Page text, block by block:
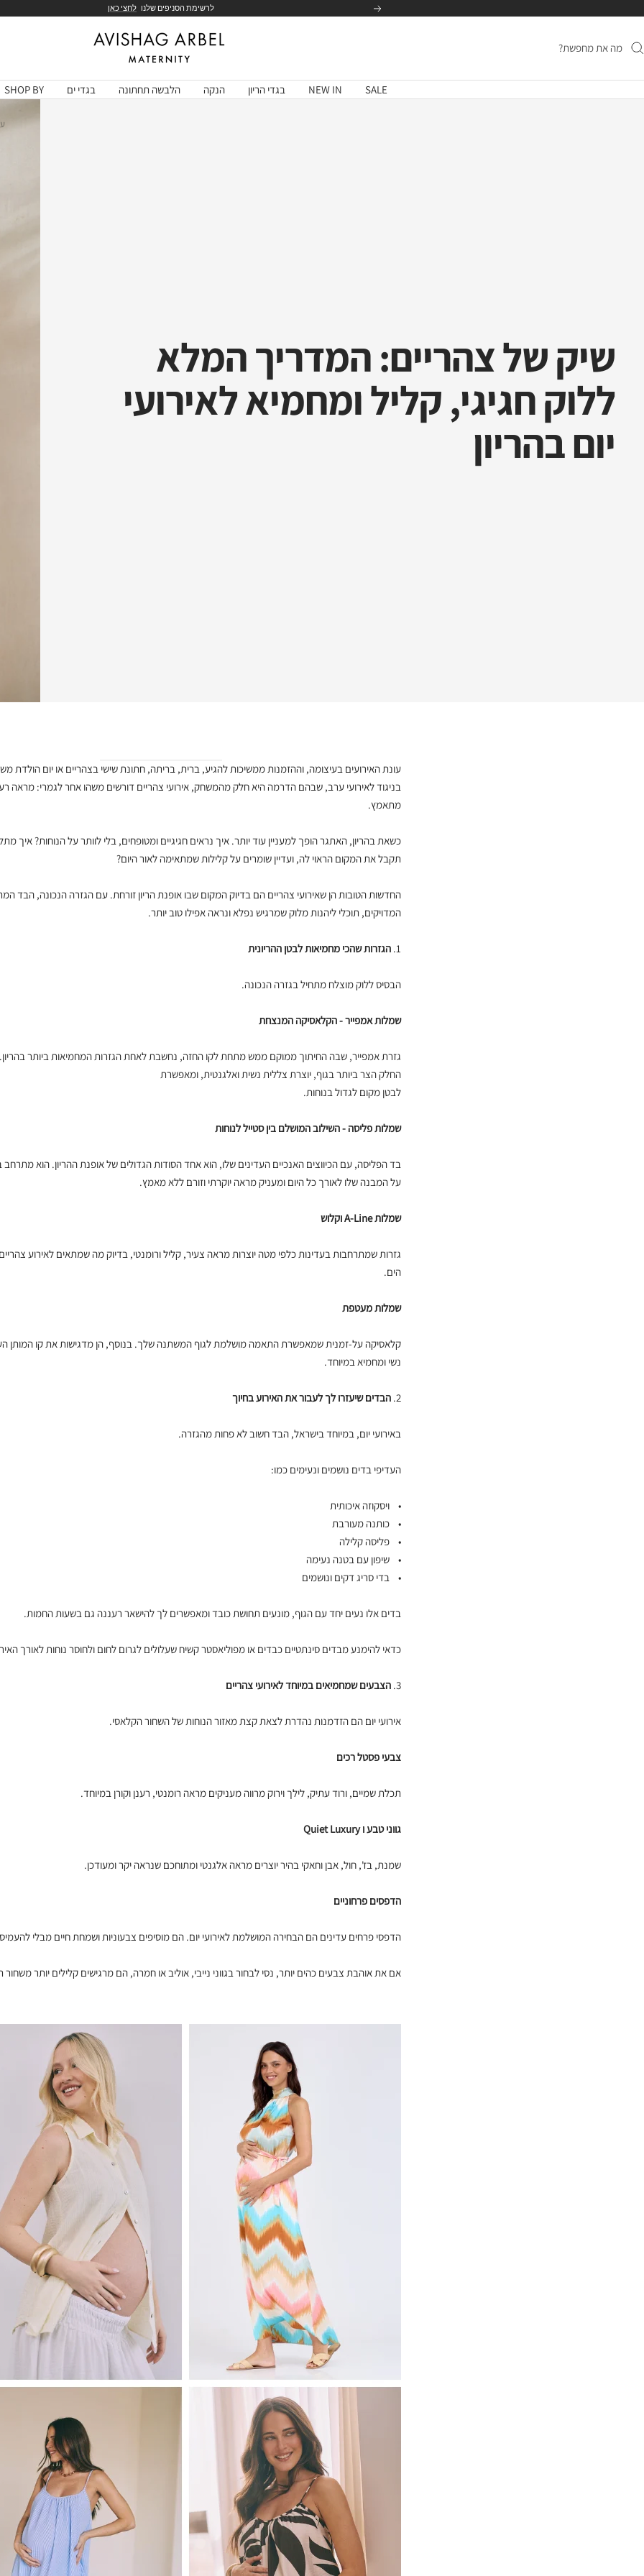
הקודם לרשימת הסניפים שלנו לחצי כאן
Avishag
SALE
NEW IN בגדי הריון הנקה הלבשה תחתונה בגדי ים SHOP BY
שיק של צהריים: המדריך המלא
ללוק חגיגי, קליל ומחמיא לאירועי
יום בהריון
עונת האירועים בעיצומה, וההזמנות ממשיכות להגיע, ברית, בריתה, חתונת שישי בצהריים או יום הולדת
בניגוד לאירועי ערב, שבהם הדרמה היא חלק מהמשחק, אירועי צהריים דורשים משהו אחר לגמרי: מראה
מתאמץ.
כשאת בהריון, האתגר הופך למעניין עוד יותר. איך נראים חגיגיים ומטופחים, בלי לוותר על הנוחות? איך
תקבל את המקום הראוי לה, ועדיין שומרים על קלילות שמתאימה לאור היום?
החדשות הטובות הן שאירועי צהריים הם בדיוק המקום שבו אופנת הריון זורחת. עם הגזרה הנכונה, הבד
המדויקים, תוכלי ליהנות מלוק שמרגיש נפלא ונראה אפילו טוב יותר.
1. הגזרות שהכי מחמיאות לבטן ההריונית
הבסיס ללוק מוצלח מתחיל בגזרה הנכונה.
שמלות אמפייר - הקלאסיקה המנצחת
גזרת אמפייר, שבה החיתוך ממוקם ממש מתחת לקו החזה, נחשבת לאחת הגזרות המחמיאות ביותר
החלק הצר ביותר בגוף, יוצרת צללית נשית ואלגנטית, ומאפשרת
לבטן מקום לגדול בנוחות.
שמלות פליסה - השילוב המושלם בין סטייל לנוחות
בד הפליסה, עם הכיווצים האנכיים העדינים שלו, הוא אחד הסודות הגדולים של אופנת ההריון. הוא
על המבנה שלו לאורך כל היום ומעניק מראה יוקרתי וזורם ללא מאמץ.
שמלות A-Line וקלוש
גזרות שמתרחבות בעדינות כלפי מטה יוצרות מראה צעיר, קליל ורומנטי, בדיוק מה שמתאים לאירוע צהריים
הים.
שמלות מעטפת
קלאסיקה על-זמנית שמאפשרת התאמה מושלמת לגוף המשתנה שלך. בנוסף, הן מדגישות את קו המותן
נשי ומחמיא במיוחד.
2. הבדים שיעזרו לך לעבור את האירוע בחיוך
באירועי יום, במיוחד בישראל, הבד חשוב לא פחות מהגזרה.
העדיפי בדים נושמים ונעימים כמו:
• ויסקוזה איכותית
• כותנה מעורבת
• פליסה קלילה
• שיפון עם בטנה נעימה
• בדי סריג דקים ונושמים
בדים אלו נעים יחד עם הגוף, מונעים תחושת כובד ומאפשרים לך להישאר רעננה גם בשעות החמות.
כדאי להימנע מבדים סינתטיים כבדים או מפוליאסטר קשיח שעלולים לגרום לחום ולחוסר נוחות לאורך
3. הצבעים שמחמיאים במיוחד לאירועי צהריים
אירועי יום הם הזדמנות נהדרת לצאת קצת מאזור הנוחות של השחור הקלאסי.
צבעי פסטל רכים
תכלת שמיים, ורוד עתיק, לילך וירוק מרווה מעניקים מראה רומנטי, רענן וקורן במיוחד.
גווני טבע ו Quiet Luxury
שמנת, בז', חול, אבן וחאקי בהיר יוצרים מראה אלגנטי ומתוחכם שנראה יקר ומעודכן.
הדפסים פרחוניים
הדפסי פרחים עדינים הם הבחירה המושלמת לאירועי יום. הם מוסיפים צבעוניות ושמחת חיים מבלי
אם את אוהבת צבעים כהים יותר, נסי לבחור בגווני נייבי, אוליב או חמרה, הם מרגישים קלילים יותר